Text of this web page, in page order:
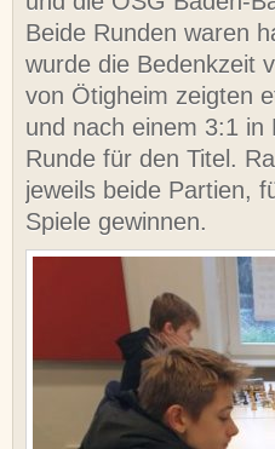
Beide Runden waren
wurde die Bedenkzeit
von Ötigheim zeigten
und nach einem 3:1
Runde für den Titel.
jeweils beide Partien,
Spiele gewinnen.